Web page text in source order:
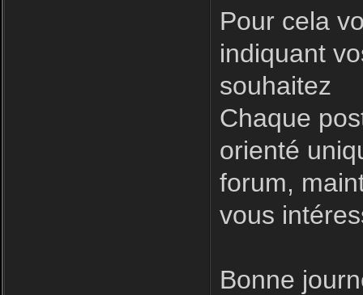
Pour cela
indiquant
souhaitez
Chaque
orienté
forum,
vous
Bonne